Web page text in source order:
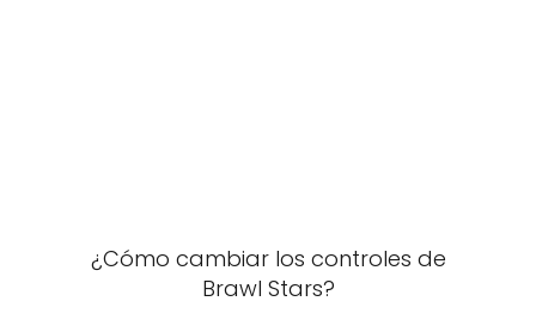
¿Cómo cambiar los controles de
Brawl Stars?